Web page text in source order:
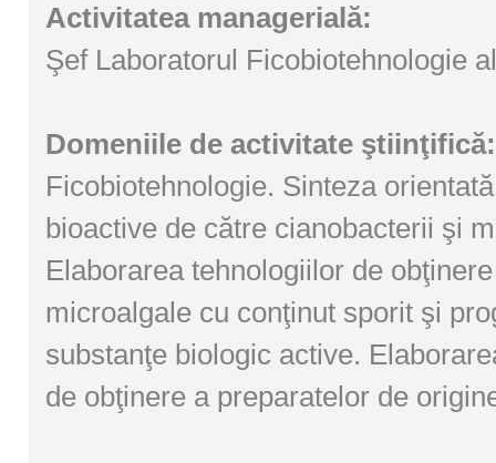
Activitatea managerială:
Şef Laboratorul Ficobiotehnologie
Domeniile de activitate ştiinţifică:
Ficobiotehnologie. Sinteza
bioactive de către cianobacterii şi
Elaborarea tehnologiilor de
microalgale cu conţinut sporit şi
substanţe biologic active.
de obţinere a preparatelor de